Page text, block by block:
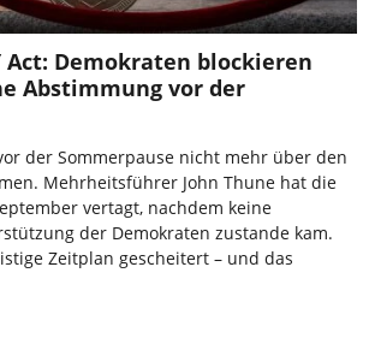
Act: Demokraten blockieren
Abstimmung vor der
der Sommerpause nicht mehr über den
Mehrheitsführer John Thune hat die
vertagt, nachdem keine
der Demokraten zustande kam.
Zeitplan gescheitert – und das